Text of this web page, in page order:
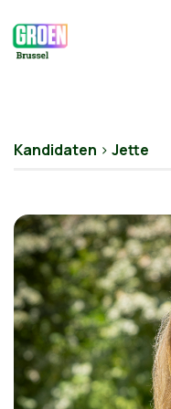
Kandidaten > Jette